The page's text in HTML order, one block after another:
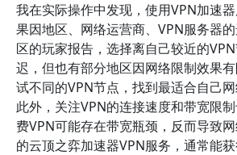
我在实际操作中发现，使用VPN加速
果因地区、网络运营商、VPN服务器
区的玩家报告，选择离自己较近的
迟，但也有部分地区因网络限制效果
试不同的VPN节点，找到最适合自己网
此外，关注VPN的连接速度和带宽限
费VPN可能存在带宽瓶颈，反而导致
的云顶之弈加速器VPN服务，通常能